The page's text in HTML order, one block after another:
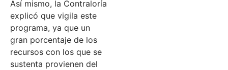
Así mismo, la Contraloría
explicó que vigila este
programa, ya que un
gran porcentaje de los
recursos con los que se
sustenta provienen del